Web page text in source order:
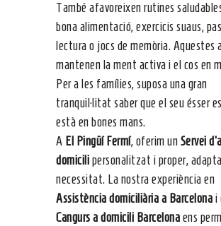
També afavoreixen rutines
bona alimentació, exercicis suaus,
lectura o jocs de memòria.
mantenen la ment activa i el cos en
Per a les famílies, suposa una gran
tranquil·litat saber que el seu ésser
està en bones mans.
A El Pingüí Fermí, oferim un Servei
domicili personalitzat i proper,
necessitat. La nostra experiència en
Assistència domiciliària a Barcelona i
Cangurs a domicili Barcelona ens